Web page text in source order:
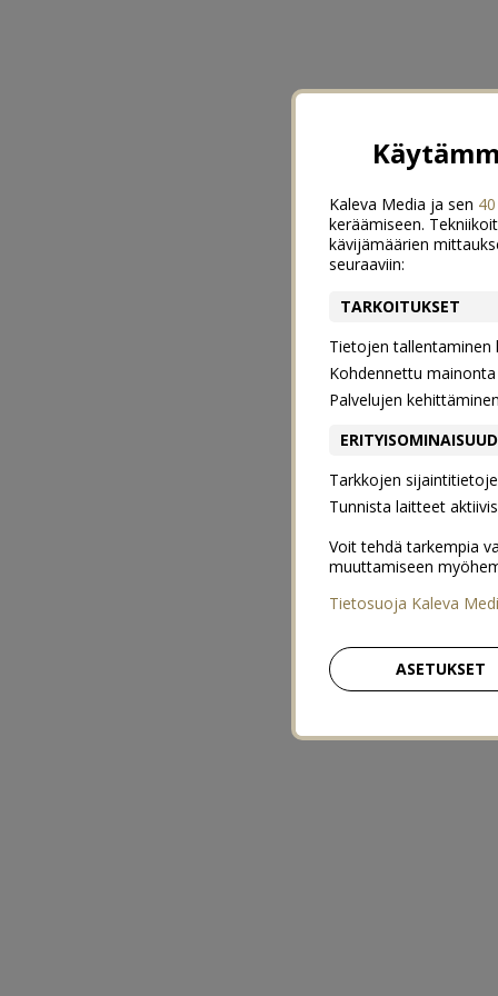
Kaleva Media ja sen
keräämiseen.
kävijämäärien
seuraaviin:
TARKOITUKSET
Tietojen
Kohdennettu
Palvelujen
Tarkkojen
Tunnista laitteet
Voit tehdä tarkempia
muuttamiseen
Tietosuoja Kaleva
ASETUKSET